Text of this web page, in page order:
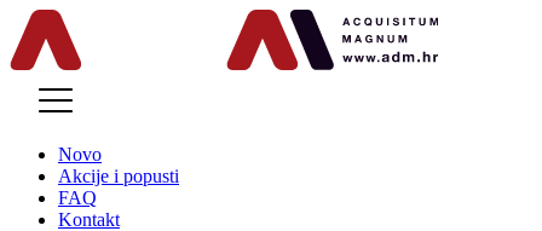
Novo
Akcije i popusti
FAQ
Kontakt